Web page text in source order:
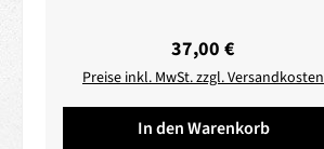
Regulärer Preis:
37,00 €
Preise inkl. MwSt. zzgl. Versandkosten
In den Warenkorb